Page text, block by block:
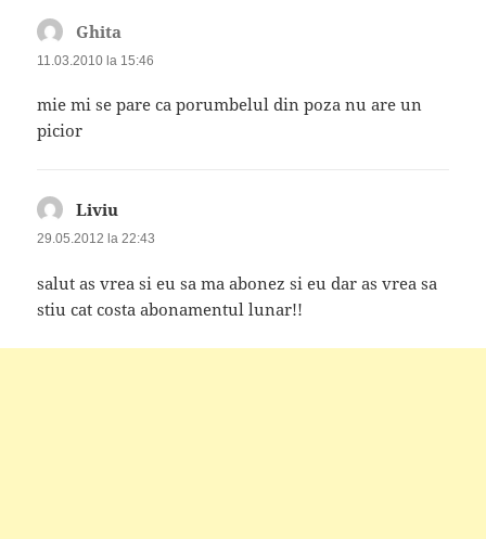
Ghita
11.03.2010 la 15:46
mie mi se pare ca porumbelul din poza nu are un
picior
Liviu
29.05.2012 la 22:43
salut as vrea si eu sa ma abonez si eu dar as vrea sa
stiu cat costa abonamentul lunar!!